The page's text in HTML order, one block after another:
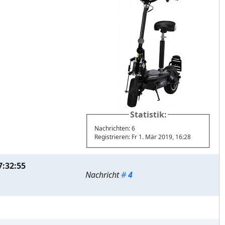
Statistik:
Nachrichten: 6
Registrieren: Fr 1. Mär 2019, 16:28
Nachricht#4